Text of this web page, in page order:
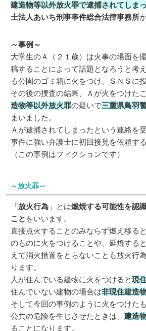
建造物等以外放火罪で逮捕されてしま
士法人あいち刑事事件総合法律事務所
～事例～
大学生のＡ（２１歳）は火事の場面を
稿することによって話題となろうと考え
る公園のゴミ箱に火をつけ、ＳＮＳに
その後の捜査の結果、Ａが火をつけた
造物等以外放火罪の疑いで三重県鳥羽
まいました。
Ａが逮捕されてしまったという連絡を
事件に強い弁護士に初回接見を依頼す
（この事例はフィクションです）
～放火罪～
「放火行為 」とは燃焼する可能性を認
こと をいいます。
直接点火することのみならず燃え移る
のものに火をつけることや、延焼する
えて消火措置をとらないことも放火行
ります。
人が住んでいる建物に火をつけると現
住んでいない建物の場合は非現住建造
そして今回の事例のように火をつけた
公共の危険を生じさせたときは、建造
ることになります。